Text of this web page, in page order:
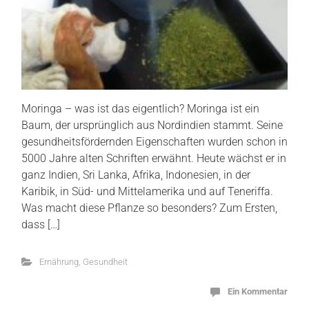
Moringa – was ist das eigentlich? Moringa ist ein
Baum, der ursprünglich aus Nordindien stammt. Seine
gesundheitsfördernden Eigenschaften wurden schon in
5000 Jahre alten Schriften erwähnt. Heute wächst er in
ganz Indien, Sri Lanka, Afrika, Indonesien, in der
Karibik, in Süd- und Mittelamerika und auf Teneriffa.
Was macht diese Pflanze so besonders? Zum Ersten,
dass […]
Ernährung, Gesundheit
Ein Kommentar